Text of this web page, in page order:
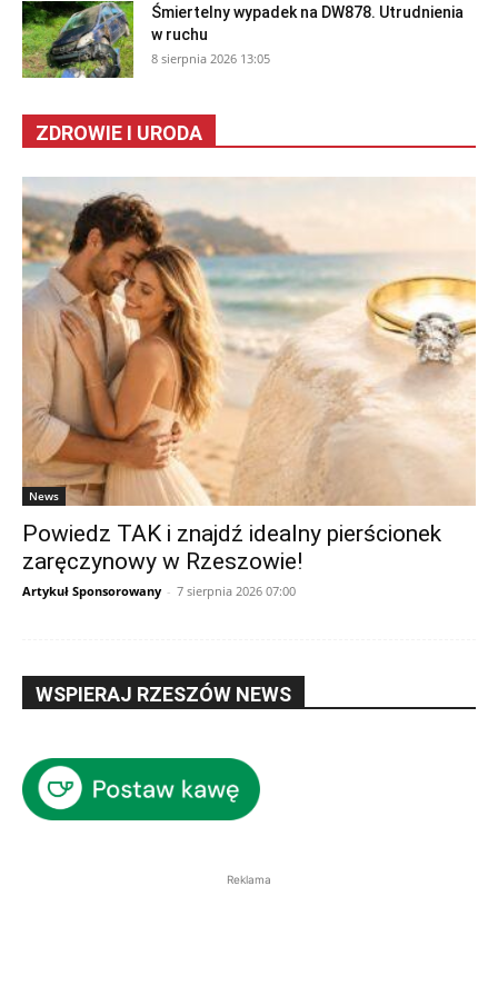
Śmiertelny wypadek na DW878. Utrudnienia
w ruchu
8 sierpnia 2026 13:05
ZDROWIE I URODA
News
Powiedz TAK i znajdź idealny pierścionek
zaręczynowy w Rzeszowie!
Artykuł Sponsorowany - 7 sierpnia 2026 07:00
WSPIERAJ RZESZÓW NEWS
Reklama